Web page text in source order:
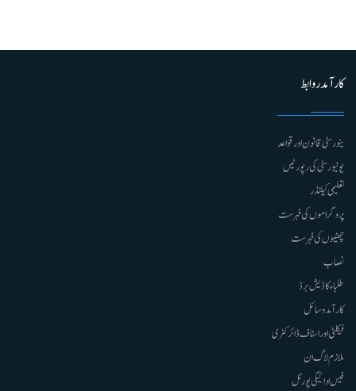
کارآمد روابط
ینورسٹی قانون اور قواعد
یونیورسٹی کی رپورٹیں
تعلیمی کیلنڈر
پروگراموں کی فہرست
چھٹیوں کی فہرست
نصاب
طلباء کا ڈیش برڈ
کارآمد وسائل
فیکلٹی اور اسٹاف ڈائرکٹری
ملازم لاگ ان
فیس ادائیگی پورٹل